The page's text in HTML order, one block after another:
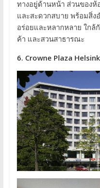
ทางอยู่ด้านหน้า ส่วนของ
และสะดวกสบาย พร้อมสิ่ง
อร่อยและหลากหลาย ใกล้
ค้า และสวนสาธารณะ
6. Crowne Plaza